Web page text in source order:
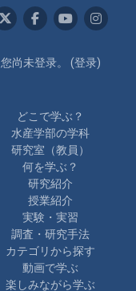
您尚未登录。 (登录)
どこで学ぶ？
水産学部の学科
研究室（教員）
何を学ぶ？
研究紹介
授業紹介
実験・実習
調査・研究手法
カテゴリから探す
動画で学ぶ
楽しみながら学ぶ